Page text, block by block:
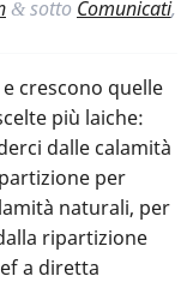
& sotto Comunicati,
crescono quelle
più laiche:
dalle calamità
per
naturali, per
ripartizione
a diretta